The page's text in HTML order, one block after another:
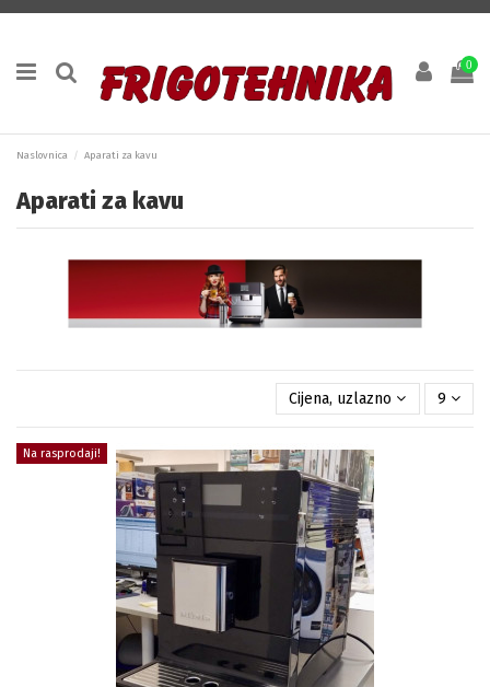
0
Naslovnica Aparati za kavu
Aparati za kavu
Cijena, uzlazno 9
Na rasprodaji!